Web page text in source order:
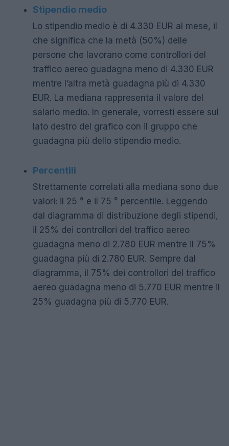
Stipendio medio
Lo stipendio medio è di 4.330 EUR al mese, il
che significa che la metà (50%) delle
persone che lavorano come controllori del
traffico aereo guadagna meno di 4.330 EUR
mentre l’altra metà guadagna più di 4.330
EUR. La mediana rappresenta il valore del
salario medio. In generale, vorresti essere sul
lato destro del grafico con il gruppo che
guadagna più dello stipendio medio.
Percentili
Strettamente correlati alla mediana sono due
valori: il 25 ° e il 75 ° percentile. Leggendo
dal diagramma di distribuzione degli stipendi,
il 25% dei controllori del traffico aereo
guadagna meno di 2.780 EUR mentre il 75%
guadagna più di 2.780 EUR. Sempre dal
diagramma, il 75% dei controllori del traffico
aereo guadagna meno di 5.770 EUR mentre il
25% guadagna più di 5.770 EUR.